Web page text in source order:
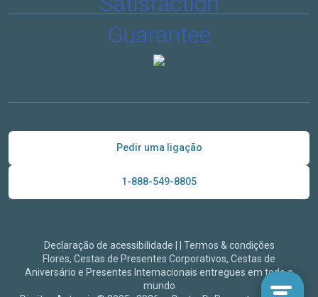
Pedir uma ligação
1-888-549-8805
Declaração de acessibilidade
Termos & condições
Flores, Cestas de Presentes Corporativos, Cestas de
Aniversário e Presentes Internacionais entregues em todo o
mundo